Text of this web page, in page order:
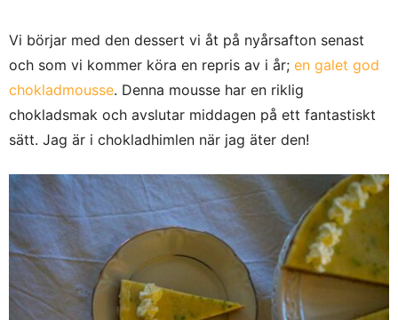
Vi börjar med den dessert vi åt på nyårsafton senast
och som vi kommer köra en repris av i år; en galet god
chokladmousse. Denna mousse har en riklig
chokladsmak och avslutar middagen på ett fantastiskt
sätt. Jag är i chokladhimlen när jag äter den!